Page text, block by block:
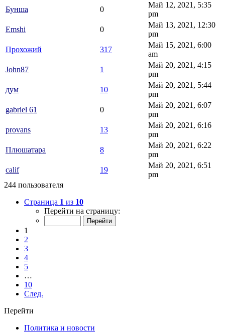
Бунша
0
Май 12, 2021, 5:35
pm
Emshi
0
Май 13, 2021, 12:30
pm
Прохожий
317
Май 15, 2021, 6:00
am
John87
1
Май 20, 2021, 4:15
pm
дум
10
Май 20, 2021, 5:44
pm
gabriel 61
0
Май 20, 2021, 6:07
pm
provans
13
Май 20, 2021, 6:16
pm
Плюшатара
8
Май 20, 2021, 6:22
pm
calif
19
Май 20, 2021, 6:51
pm
244 пользователя
Страница 1 из 10
Перейти на страницу:
1
2
3
4
5
…
10
След.
Перейти
Политика и новости